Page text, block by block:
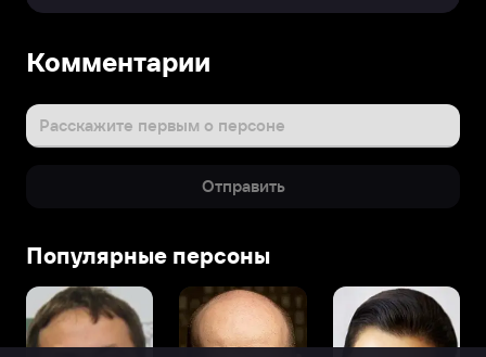
Комментарии
Расскажите первым о персоне
Отправить
Популярные персоны